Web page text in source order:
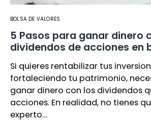
BOLSA DE VALORES
5 Pasos para ganar dinero
dividendos de acciones en
Si quieres rentabilizar tus
fortaleciendo tu patrimonio,
ganar dinero con los dividendos
acciones. En realidad, no tienes
experto…